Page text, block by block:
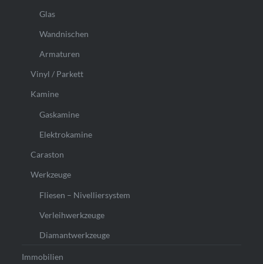
Glas
Wandnischen
Armaturen
Vinyl / Parkett
Kamine
Gaskamine
Elektrokamine
Caraston
Werkzeuge
Fliesen – Nivelliersystem
Verleihwerkzeuge
Diamantwerkzeuge
Immobilien